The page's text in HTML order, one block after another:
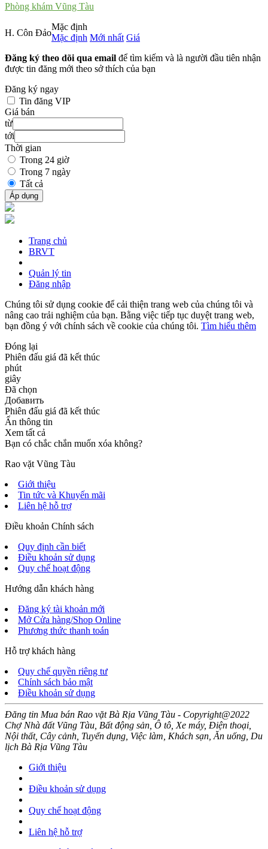
Phòng khám Vũng Tàu
H. Côn Đảo
Mặc định
Mặc định Mới nhất Giá
Đăng ký theo dõi qua email để tìm kiếm và là người đầu tiên nhận
được tin đăng mới theo sở thích của bạn
Đăng ký ngay
Tin đăng VIP
Giá bán
từ
tới
Thời gian
Trong 24 giờ
Trong 7 ngày
Tất cả
Áp dụng
Trang chủ
BRVT
Quản lý tin
Đăng nhập
Chúng tôi sử dụng cookie để cải thiện trang web của chúng tôi và
nâng cao trải nghiệm của bạn. Bằng việc tiếp tục duyệt trang web,
bạn đồng ý với chính sách về cookie của chúng tôi. Tìm hiểu thêm
Đóng lại
Phiên đấu giá đã kết thúc
phút
giây
Đã chọn
Добавить
Phiên đấu giá đã kết thúc
Ẩn thông tin
Xem tất cả
Bạn có chắc chắn muốn xóa không?
Rao vặt Vũng Tàu
Giới thiệu
Tin tức và Khuyến mãi
Liên hệ hỗ trợ
Điều khoản Chính sách
Quy định cần biết
Điều khoản sử dụng
Quy chế hoạt động
Hướng dẫn khách hàng
Đăng ký tài khoản mới
Mở Cửa hàng/Shop Online
Phương thức thanh toán
Hỗ trợ khách hàng
Quy chế quyền riêng tư
Chính sách bảo mật
Điều khoản sử dụng
Đăng tin Mua bán Rao vặt Bà Rịa Vũng Tàu - Copyright@2022
Chợ Nhà đất Vũng Tàu, Bất động sản, Ô tô, Xe máy, Điện thoại,
Nội thất, Cây cảnh, Tuyển dụng, Việc làm, Khách sạn, Ăn uống, Du
lịch Bà Rịa Vũng Tàu
Giới thiệu
Điều khoản sử dụng
Quy chế hoạt động
Liên hệ hỗ trợ